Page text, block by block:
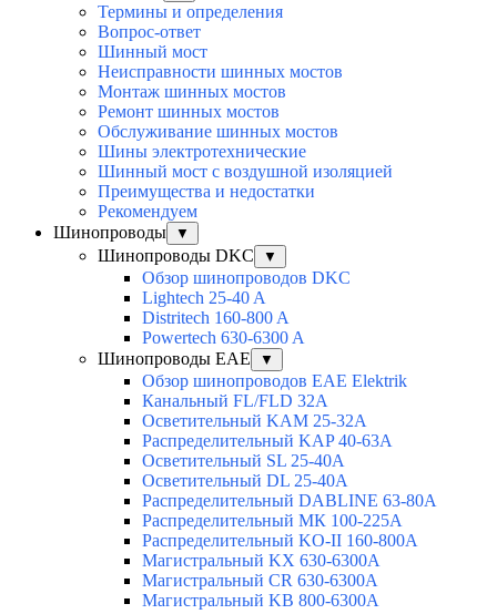
Термины и определения
Вопрос-ответ
Шинный мост
Неисправности шинных мостов
Монтаж шинных мостов
Ремонт шинных мостов
Обслуживание шинных мостов
Шины электротехнические
Шинный мост с воздушной изоляцией
Преимущества и недостатки
Рекомендуем
Шинопроводы
▼
Шинопроводы DKC ▼
Обзор шинопроводов DKC
Lightech 25-40 A
Distritech 160-800 A
Powertech 630-6300 A
Шинопроводы EAE
▼
Обзор шинопроводов EAE Elektrik
Канальный FL/FLD 32A
Осветительный KAM 25-32А
Распределительный KAP 40-63A
Осветительный SL 25-40А
Осветительный DL 25-40А
Распределительный DABLINE 63-80A
Распределительный МК 100-225А
Распределительный KO-II 160-800А
Магистральный KX 630-6300А
Магистральный CR 630-6300А
Магистральный KB 800-6300А